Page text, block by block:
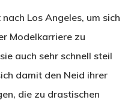
Los Angeles, um sich
Modelkarriere zu
auch sehr schnell steil
damit den Neid ihrer
die zu drastischen